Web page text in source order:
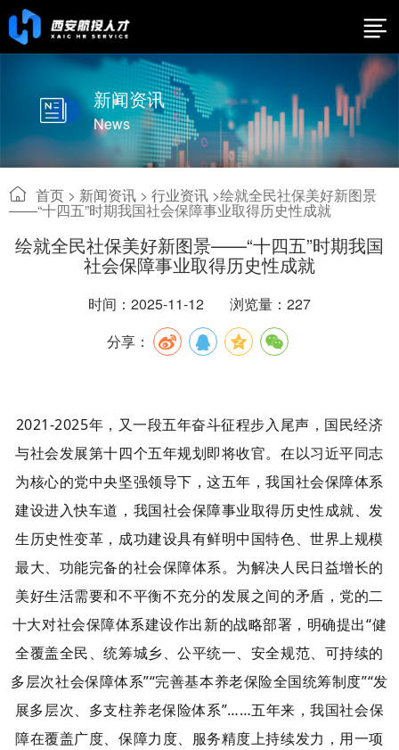
新闻资讯
News
首页 > 新闻资讯 > 行业资讯 >绘就全民社保美好新图景
——“十四五”时期我国社会保障事业取得历史性成就
绘就全民社保美好新图景——“十四五”时期我国
社会保障事业取得历史性成就
时间：2025-11-12
浏览量：227
分享：
2021-2025年，又一段五年奋斗征程步入尾声，国民经济
与社会发展第十四个五年规划即将收官。在以习近平同志
为核心的党中央坚强领导下，这五年，我国社会保障体系
建设进入快车道，我国社会保障事业取得历史性成就、发
生历史性变革，成功建设具有鲜明中国特色、世界上规模
最大、功能完备的社会保障体系。 为解决人民日益增长的
美好生活需要和不平衡不充分的发展之间的矛盾，党的二
十大对社会保障体系建设作出新的战略部署，明确提出“健
全覆盖全民、统筹城乡、公平统一、安全规范、可持续的
多层次社会保障体系”“完善基本养老保险全国统筹制度”“发
展多层次、多支柱养老保险体系”……五年来，我国社会保
障在覆盖广度、保障力度、服务精度上持续发力，用一项